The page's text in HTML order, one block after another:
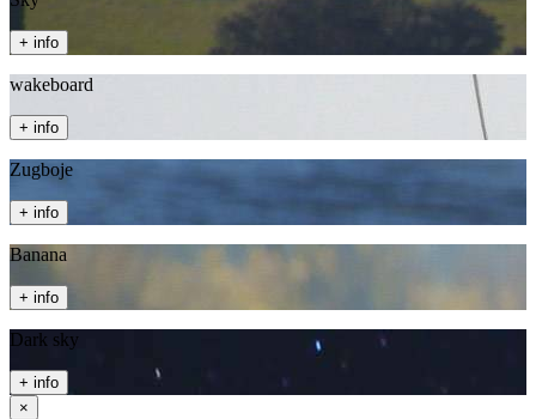
+ info
wakeboard
+ info
Zugboje
+ info
Banana
+ info
Dark sky
+ info
×